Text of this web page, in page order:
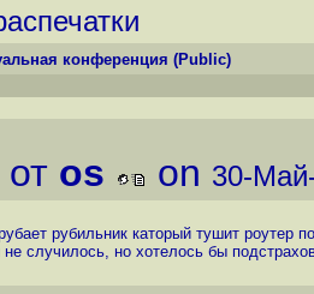
конференция (Public)
os on 30-
рубильник каторый тушит роутер
не случилось, но хотелось бы